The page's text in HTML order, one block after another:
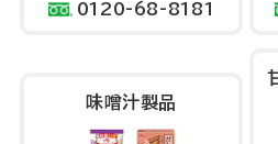
0120-68-8181
味噌汁製品